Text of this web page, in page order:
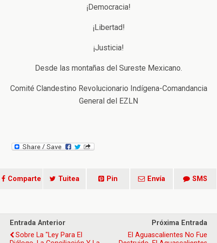
¡Democracia!
¡Libertad!
¡Justicia!
Desde las montañas del Sureste Mexicano.
Comité Clandestino Revolucionario Indígena-Comandancia
General del EZLN
Comparte Tuitea Pin Envía SMS
Entrada Anterior
Sobre La "Ley Para El
Próxima Entrada
El Aguascalientes No Fue